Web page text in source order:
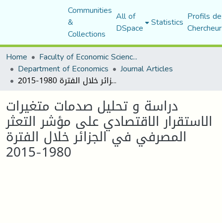
Communities
&
Collections
All of
DSpace Statistics Profils
Home
Faculty of Economic Sciences, Commerce and Management Sciences
Department of Economics Journal Articles
دراسة و تحليل صدمات متغيرات الاستقرار الاقتصادي على مؤشر التعثر المصرفي في الجزائر خلال الفترة 1980-2015
دراسة و تحليل صدمات متغيرات
الاستقرار الاقتصادي على مؤشر التعثر
المصرفي في الجزائر خلال الفترة
1980-2015